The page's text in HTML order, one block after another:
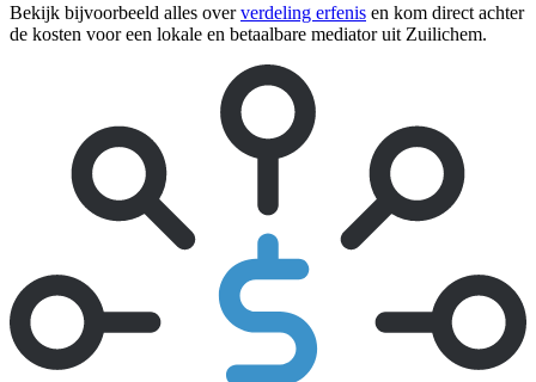
Bekijk bijvoorbeeld alles oververdeling erfenis en kom direct achter
de kosten voor een lokale en betaalbare mediator uit Zuilichem.